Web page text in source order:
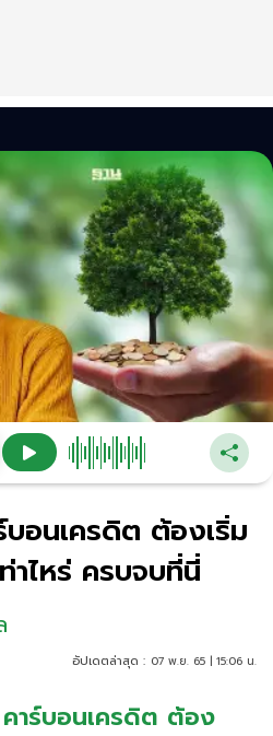
อนเครดิต ต้องเริ่ม
าไหร่ ครบจบที่นี่
อัปเดตล่าสุด : 07 พ.ย. 65 | 15:06 น.
าร์บอนเครดิต ต้อง